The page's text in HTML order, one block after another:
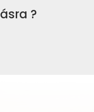
?